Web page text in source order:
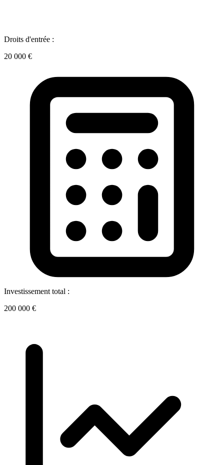
Droits d'entrée :
20 000 €
Investissement total :
200 000 €